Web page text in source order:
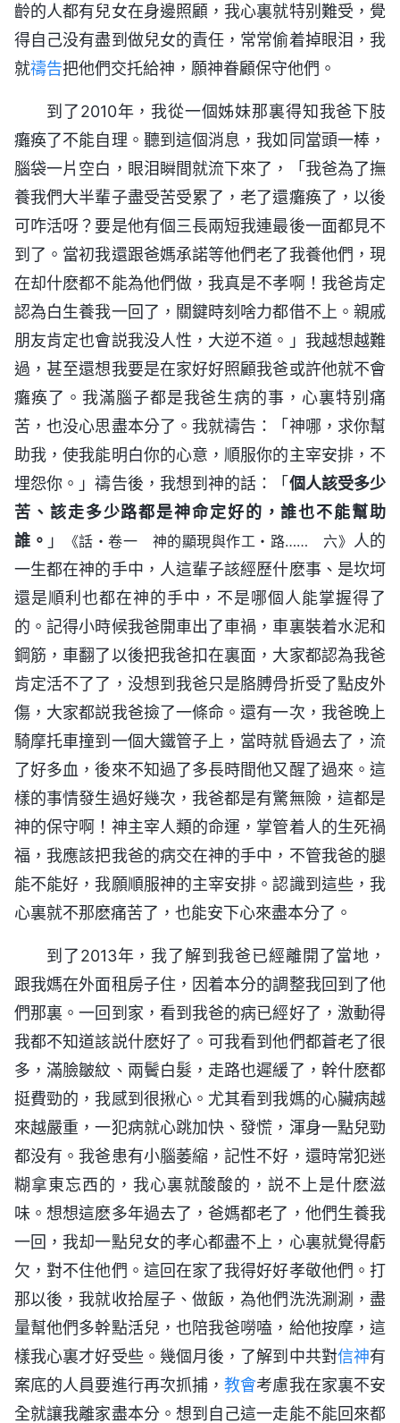
齡的人都有兒女在身邊照顧，我心裏就特别難受，覺
得自己没有盡到做兒女的責任，常常偷着掉眼泪，我
就禱告把他們交托給神，願神眷顧保守他們。
到了2010年，我從一個姊妹那裏得知我爸下肢
癱痪了不能自理。聽到這個消息，我如同當頭一棒，
腦袋一片空白，眼泪瞬間就流下來了，「我爸為了撫
養我們大半輩子盡受苦受累了，老了還癱痪了，以後
可咋活呀？要是他有個三長兩短我連最後一面都見不
到了。當初我還跟爸媽承諾等他們老了我養他們，現
在却什麽都不能為他們做，我真是不孝啊！我爸肯定
認為白生養我一回了，關鍵時刻啥力都借不上。親戚
朋友肯定也會説我没人性，大逆不道。」我越想越難
過，甚至還想我要是在家好好照顧我爸或許他就不會
癱痪了。我滿腦子都是我爸生病的事，心裏特别痛
苦，也没心思盡本分了。我就禱告：「神哪，求你幫
助我，使我能明白你的心意，順服你的主宰安排，不
埋怨你。」禱告後，我想到神的話：「個人該受多少
苦、該走多少路都是神命定好的，誰也不能幫助
誰。 」 《話・卷一 神的顯現與作工・路…… 六》 人的
一生都在神的手中，人這輩子該經歷什麽事、是坎坷
還是順利也都在神的手中，不是哪個人能掌握得了
的。記得小時候我爸開車出了車禍，車裏裝着水泥和
鋼筋，車翻了以後把我爸扣在裏面，大家都認為我爸
肯定活不了了，没想到我爸只是胳膊骨折受了點皮外
傷，大家都説我爸撿了一條命。還有一次，我爸晚上
騎摩托車撞到一個大鐵管子上，當時就昏過去了，流
了好多血，後來不知過了多長時間他又醒了過來。這
樣的事情發生過好幾次，我爸都是有驚無險，這都是
神的保守啊！神主宰人類的命運，掌管着人的生死禍
福，我應該把我爸的病交在神的手中，不管我爸的腿
能不能好，我願順服神的主宰安排。認識到這些，我
心裏就不那麽痛苦了，也能安下心來盡本分了。
到了2013年，我了解到我爸已經離開了當地，
跟我媽在外面租房子住，因着本分的調整我回到了他
們那裏。一回到家，看到我爸的病已經好了，激動得
我都不知道該説什麽好了。可我看到他們都蒼老了很
多，滿臉皺紋、兩鬢白髮，走路也遲緩了，幹什麽都
挺費勁的，我感到很揪心。尤其看到我媽的心臟病越
來越嚴重，一犯病就心跳加快、發慌，渾身一點兒勁
都没有。我爸患有小腦萎縮，記性不好，還時常犯迷
糊拿東忘西的，我心裏就酸酸的，説不上是什麽滋
味。想想這麽多年過去了，爸媽都老了，他們生養我
一回，我却一點兒女的孝心都盡不上，心裏就覺得虧
欠，對不住他們。這回在家了我得好好孝敬他們。打
那以後，我就收拾屋子、做飯，為他們洗洗涮涮，盡
量幫他們多幹點活兒，也陪我爸嘮嗑，給他按摩，這
樣我心裏才好受些。幾個月後，了解到中共對信神有
案底的人員要進行再次抓捕，教會考慮我在家裏不安
全就讓我離家盡本分。想到自己這一走能不能回來都